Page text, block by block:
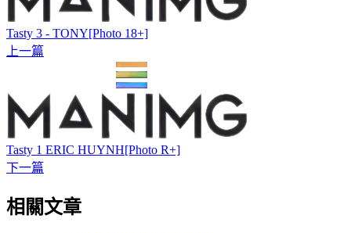
Tasty 3 - TONY[Photo 18+]
上一篇
Tasty 1 ERIC HUYNH[Photo R+]
下一篇
相關文章